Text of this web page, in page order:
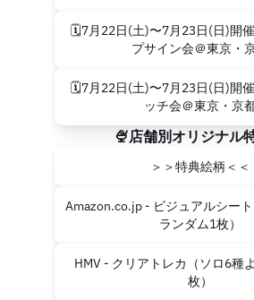
🗓7月22日(土)〜7月23日(日)開
プサイン会＠東京・
🗓7月22日(土)〜7月23日(日)開
ッチ会＠東京・京
🍨店舗別オリジナル
＞＞特典絵柄＜＜
Amazon.co.jp - ビジュアルシー
ランダム1枚）
HMV - クリアトレカ（ソロ6種
枚）